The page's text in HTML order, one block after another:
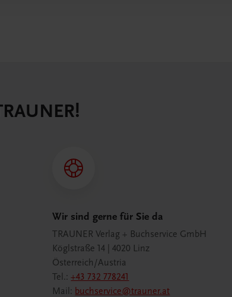
Wir sind gerne für Sie da
TRAUNER Verlag + Buchservice GmbH
Köglstraße 14 | 4020 Linz
Österreich/Austria
Tel.:+43 732 778241
Mail: buchservice@trauner.at